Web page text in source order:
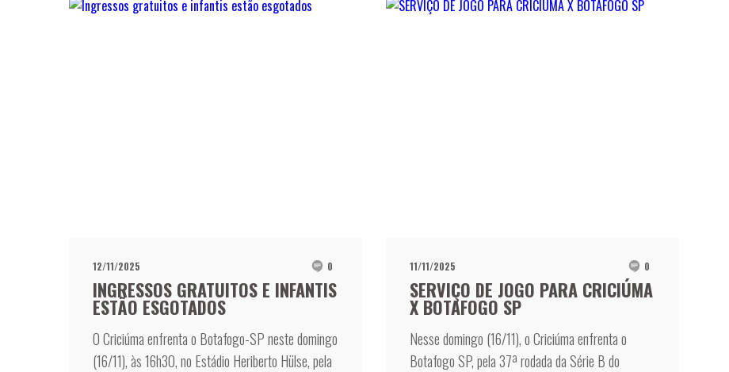
12/11/2025 0
INGRESSOS GRATUITOS E INFANTIS
ESTÃO ESGOTADOS
O Criciúma enfrenta o Botafogo-SP neste domingo
(16/11), às 16h30, no Estádio Heriberto Hülse, pela
11/11/2025 0
SERVIÇO DE JOGO PARA CRICIÚMA
X BOTAFOGO SP
Nesse domingo (16/11), o Criciúma enfrenta o
Botafogo SP, pela 37ª rodada da Série B do